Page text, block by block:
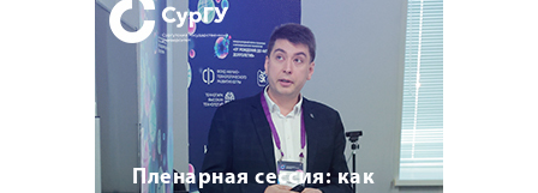
Пленарная сессия: как